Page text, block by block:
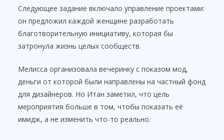
Следующее задание включало управление проектами:
он предложил каждой женщине разработать
благотворительную инициативу, которая бы
затронула жизнь целых сообществ.
Мелисса организовала вечеринку с показом мод,
деньги от которой были направлены на частный фонд
для дизайнеров. Но Итан заметил, что цель
мероприятия больше в том, чтобы показать её
имидж, а не изменить что-то реально.